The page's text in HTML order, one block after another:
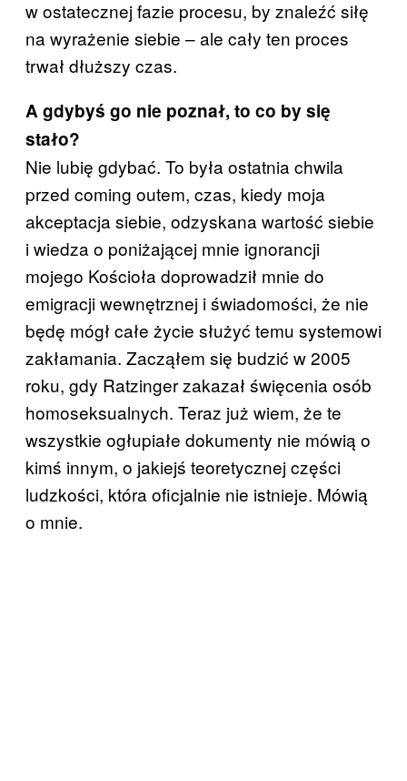
w ostatecznej fazie procesu, by znaleźć siłę
na wyrażenie siebie – ale cały ten proces
trwał dłuższy czas.
A gdybyś go nie poznał, to co by się
stało?
Nie lubię gdybać. To była ostatnia chwila
przed coming outem, czas, kiedy moja
akceptacja siebie, odzyskana wartość siebie
i wiedza o poniżającej mnie ignorancji
mojego Kościoła doprowadził mnie do
emigracji wewnętrznej i świadomości, że nie
będę mógł całe życie służyć temu systemowi
zakłamania. Zacząłem się budzić w 2005
roku, gdy Ratzinger zakazał święcenia osób
homoseksualnych. Teraz już wiem, że te
wszystkie ogłupiałe dokumenty nie mówią o
kimś innym, o jakiejś teoretycznej części
ludzkości, która oficjalnie nie istnieje. Mówią
o mnie.